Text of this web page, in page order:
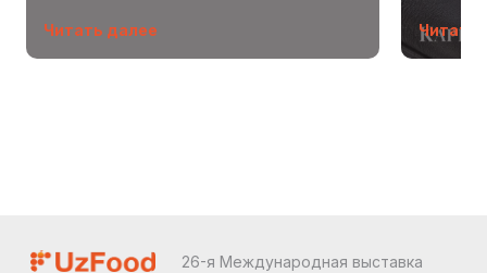
Читать далее Читать
26-я Международная выставка